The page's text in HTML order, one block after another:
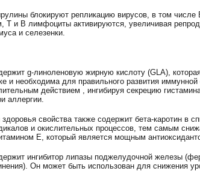
блокируют репликацию вирусов, в том
Т и В лимфоциты активируются, увеличивая
и селезенки.
g-линоленовую жирную кислоту (GLA),
и необходима для правильного развития
действием , ингибируя секрецию
аллергии.
свойства также содержит бета-каротин в
и окислительных процессов, тем самым
Е, который является мощным
ингибитор липазы поджелудочной железы
Он может быть использован для снижения